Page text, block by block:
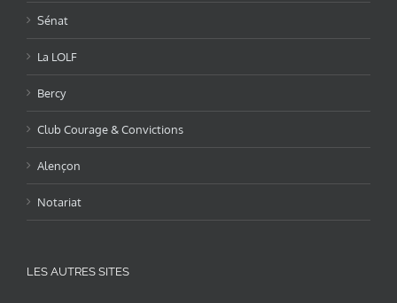
Sénat
La LOLF
Bercy
Club Courage & Convictions
Alençon
Notariat
LES AUTRES SITES